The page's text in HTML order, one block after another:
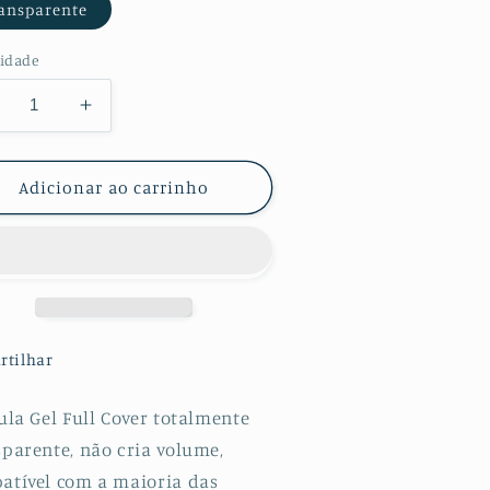
Aumentar
a
quantidade
de
Kit
Huawei
Mate
30
Adicionar ao carrinho
Gel Full Cover totalmente
não cria volume,
com a maioria das